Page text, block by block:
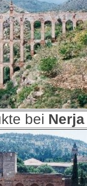
bei Nerja